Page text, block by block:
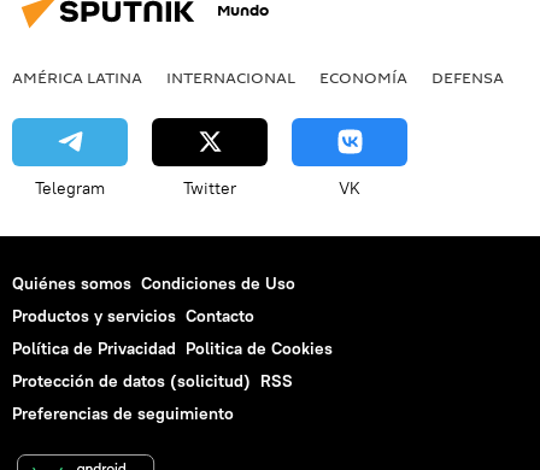
Mundo
AMÉRICA LATINA INTERNACIONAL ECONOMÍA DEFENSA
Telegram Twitter VK
Quiénes somos Condiciones de Uso
Productos y servicios Contacto
Política de Privacidad Politica de Cookies
Protección de datos (solicitud) RSS
Preferencias de seguimiento